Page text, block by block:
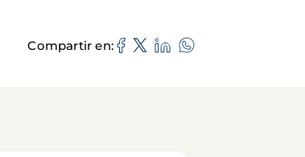
Compartir en